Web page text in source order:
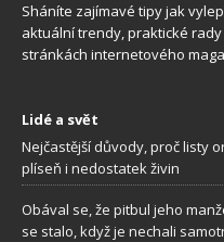
Sháníte zajímavé tipy jak
aktuální trendy, praktické
stránkách internetového
Lidé a svět
Nejčastější důvody, proč listy
plíseň i nedostatek živin
Obával se, že pitbul jeho
se stalo, když je nechali